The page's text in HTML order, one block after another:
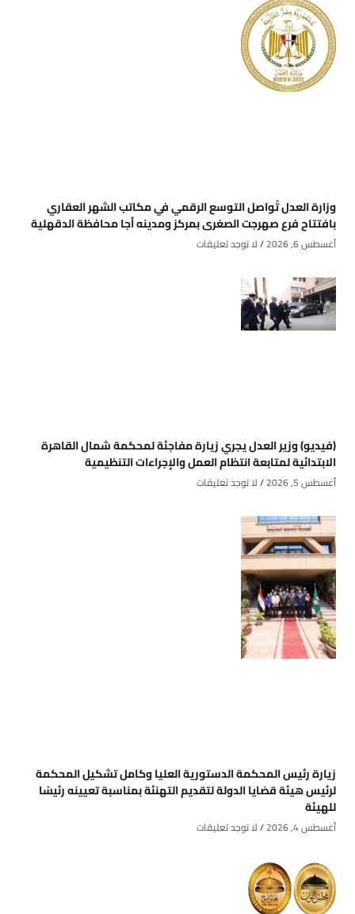
وزارة العدل تُواصل التوسع الرقمي في مكاتب الشهر العقاري
بافتتاح فرع صهرجت الصغرى بمركز ومدينه أجا محافظة الدقهلية
أغسطس 6, 2026 لا توجد تعليقات
(فيديو) وزير العدل يجري زيارة مفاجئة لمحكمة شمال القاهرة
الابتدائية لمتابعة انتظام العمل والإجراءات التنظيمية
أغسطس 5, 2026 لا توجد تعليقات
زيارة رئيس المحكمة الدستورية العليا وكامل تشكيل المحكمة
لرئيس هيئة قضايا الدولة لتقديم التهنئة بمناسبة تعيينه رئيسًا
للهيئة
أغسطس 4, 2026 لا توجد تعليقات